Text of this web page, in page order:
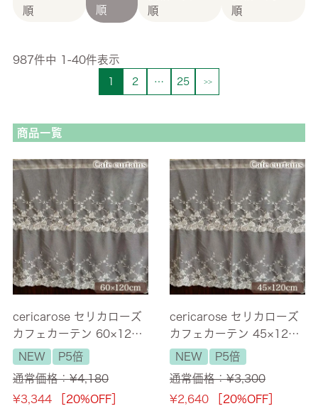
順
順
順
順
987件中 1 -40件表示
2 … 25
商品一覧
cericarose セリカローズ
カフェカーテン 60×120c
mNEW
P5倍
通常価格：¥4,180
¥3,344 ［20%OFF］
cericarose セリカローズ
カフェカーテン 45×120c
mNEW
P5倍
通常価格：¥3,300
¥2,640 ［20%OFF］